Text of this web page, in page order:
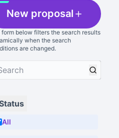
New proposal
form below filters the search results
when the search
are changed.
All